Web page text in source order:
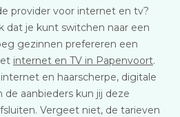
provider voor internet en tv?
dat je kunt switchen naar een
gezinnen prefereren een
internet en TV in Papenvoort.
en haarscherpe, digitale
aanbieders kun jij deze
Vergeet niet, de tarieven